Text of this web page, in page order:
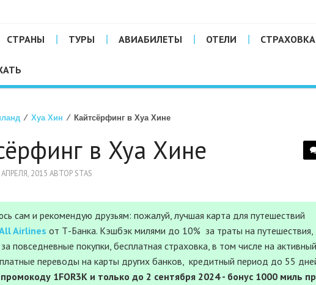
СТРАНЫ ТУРЫ АВИАБИЛЕТЫ ОТЕЛИ СТРАХОВКА
⁄ Хуа Хин ⁄ Кайтсёрфинг в Хуа Хине
в Хуа Хине
2015 АВТОР STAS
сам и рекомендую друзьям: пожалуй, лучшая карта для путешествий
Airlines от Т-Банка. Кэшбэк милями до 10% за траты на путешествия,
повседневные покупки, бесплатная страховка, в том числе на активный
переводы на карты других банков, кредитный период до 55
1FOR3K и только до 2 сентября 2024 - бонус 1000 миль